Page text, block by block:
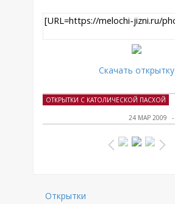
Скачать открытку
ОТКРЫТКИ С КАТОЛИЧЕСКОЙ ПАСХОЙ
24 МАР 2009
Открытки